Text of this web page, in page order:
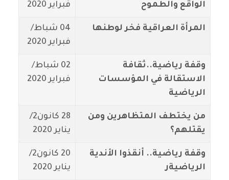
الواقع والطموح
فبراير 2020
المرأة العراقية فخر لوطنها
04 شباط/
فبراير 2020
وقفة رياضية..ثقافة
الاستقالة في المؤسسات
الرياضية
02 شباط/
فبراير 2020
من يختطف المتظاهرين ومن
يقتلهم؟
28 كانون2/
يناير 2020
وقفة رياضية.. أنقذوا الأندية
الرياضيةر
20 كانون2/
يناير 2020